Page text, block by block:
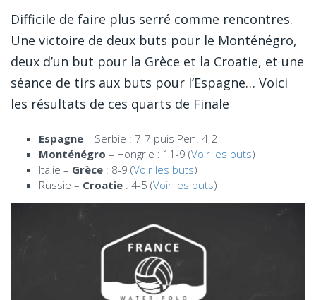
Difficile de faire plus serré comme rencontres.
Une victoire de deux buts pour le Monténégro,
deux d’un but pour la Grèce et la Croatie, et une
séance de tirs aux buts pour l’Espagne… Voici
les résultats de ces quarts de Finale
Espagne – Serbie : 7-7 puis Pen. 4-2
Monténégro – Hongrie : 11-9 (Voir les buts)
Italie – Grèce : 8-9 (Voir les buts)
Russie – Croatie : 4-5 (Voir les buts)